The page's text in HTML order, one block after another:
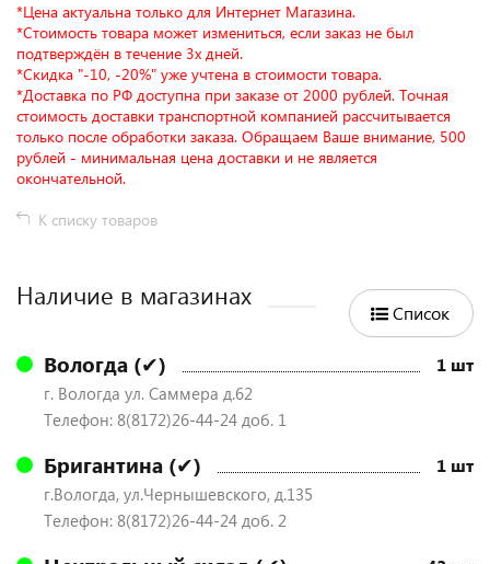
*Цена актуальна только для Интернет Магазина.
*Стоимость товара может измениться, если заказ не был
подтверждён в течение 3х дней.
*Скидка "-10, -20%" уже учтена в стоимости товара.
*Доставка по РФ доступна при заказе от 2000 рублей. Точная
стоимость доставки транспортной компанией рассчитывается
только после обработки заказа. Обращаем Ваше внимание, 500
рублей - минимальная цена доставки и не является
окончательной.
К списку товаров
Наличие в магазинах
Список
Вологда (✔) 1 шт
г. Вологда ул. Саммера д.62
Телефон: 8(8172)26-44-24 доб. 1
Бригантина (✔) 1 шт
г.Вологда, ул.Чернышевского, д.135
Телефон: 8(8172)26-44-24 доб. 2